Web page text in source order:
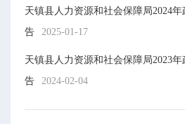
天镇县人力资源和社会保障局2024
告
2025-01-17
天镇县人力资源和社会保障局2023
告
2024-02-04